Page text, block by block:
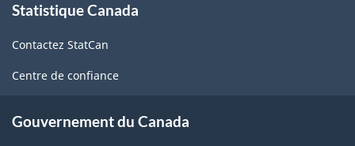
propos
ce
site
Statistique Canada
Contactez StatCan
Centre de confiance
Gouvernement du Canada